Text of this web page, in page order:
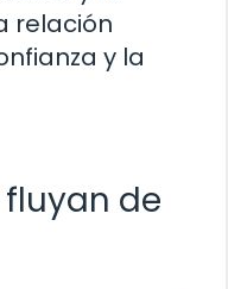
relación
y la
de